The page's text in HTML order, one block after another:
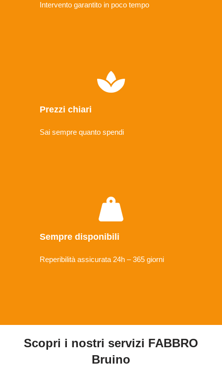
Intervento garantito in poco tempo
Prezzi chiari
Sai sempre quanto spendi
Sempre disponibili
Reperibilità assicurata 24h – 365 giorni
Scopri i nostri servizi FABBRO
Bruino